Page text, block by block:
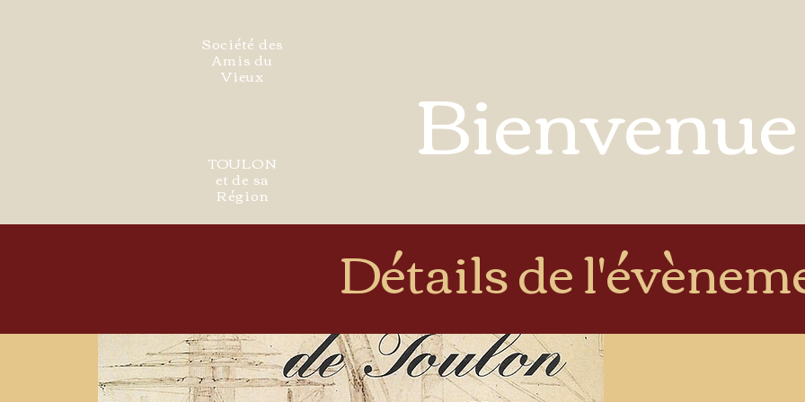
Société des
Amis du
Vieux
TOULON
et de sa
Région
Bienvenue
Détails de